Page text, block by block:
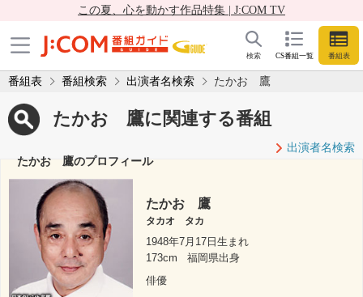
この夏、心を動かす作品特集 | J:COM TV
CS番組一覧 番組表
検索
番組表 番組検索 出演者名検索 たかお 鷹
たかお 鷹に関連する番組
出演者名検索
たかお 鷹のプロフィール
たかお 鷹
タカオ タカ
1948年7月17日生まれ
173cm
福岡県出身
俳優